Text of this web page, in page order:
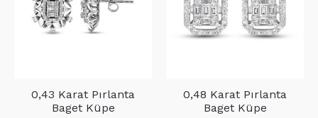
0,43 Karat Pırlanta
Baget Küpe
0,48 Karat Pırlanta
Baget Küpe